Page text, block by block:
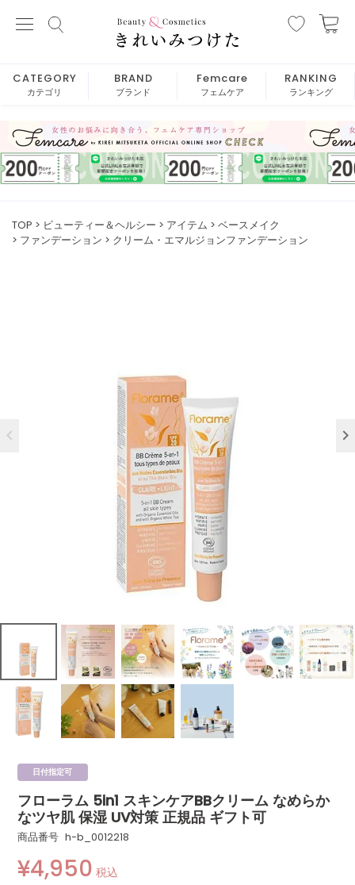
CATEGORY
カテゴリ
BRAND
ブランド
Femcare
フェムケア
RANKING
ランキング
TOP ビューティー＆ヘルシー アイテム
ベースメイク
ファンデーション
クリーム・エマルジョンファンデーション
日付指定可
フローラム 5in1 スキンケアBBクリーム なめらか
なツヤ肌 保湿 UV対策 正規品 ギフト可
商品番号 h-b_0012218
¥4,950 税込